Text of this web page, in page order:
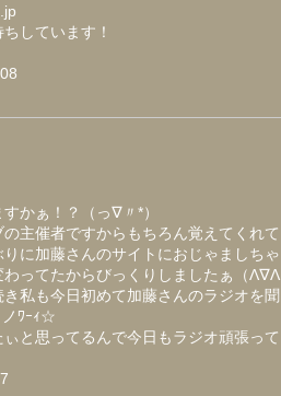
しています！
かぁ！？（っ∇〃*）
主催者ですからもちろん覚えてくれ
に加藤さんのサイトにおじゃましち
わってたからびっくりしましたぁ（
私も今日初めて加藤さんのラジオを
ﾜｰｨ☆
と思ってるんで今日もラジオ頑張っ